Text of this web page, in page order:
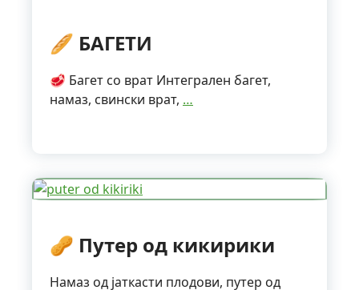
🥖 БАГЕТИ
🥩 Багет со врат Интегрален багет,
намаз, свински врат, …
🥜 Путер од кикирики
Намаз од јаткасти плодови, путер од